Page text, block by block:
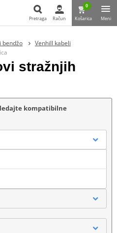
Pretraga Račun
0
Košarica Meni
bendžo
Venhill kabeli
stražnjih
kompatibilne